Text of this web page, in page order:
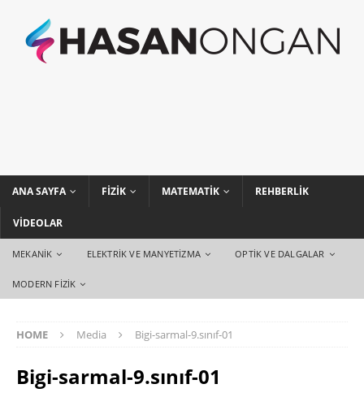
ANA SAYFA FIZIK MATEMATIK REHBERLIK
VIDEOLAR
MEKANIK ELEKTRIK VE MANYETIZMA OPTIK VE DALGALAR
MODERN FIZIK
HOME Media Bigi-sarmal-9.sınıf-01
Bigi-sarmal-9.sınıf-01